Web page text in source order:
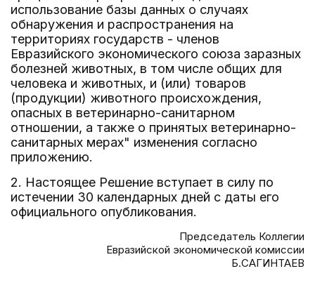
использование базы данных о случаях
обнаружения и распространения на
территориях государств - членов
Евразийского экономического союза заразных
болезней животных, в том числе общих для
человека и животных, и (или) товаров
(продукции) животного происхождения,
опасных в ветеринарно-санитарном
отношении, а также о принятых ветеринарно-
санитарных мерах" изменения согласно
приложению.
2. Настоящее Решение вступает в силу по
истечении 30 календарных дней с даты его
официального опубликования.
Председатель Коллегии
Евразийской экономической комиссии
Б.САГИНТАЕВ